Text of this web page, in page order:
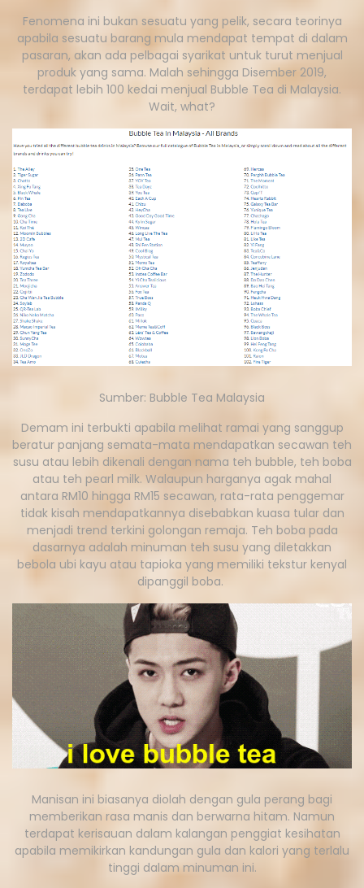
Fenomena ini bukan sesuatu yang pelik, secara teorinya
apabila sesuatu barang mula mendapat tempat di dalam
pasaran, akan ada pelbagai syarikat untuk turut menjual
produk yang sama. Malah sehingga Disember 2019,
terdapat lebih 100 kedai menjual Bubble Tea di Malaysia.
Wait, what?
Sumber: Bubble Tea Malaysia
Demam ini terbukti apabila melihat ramai yang sanggup
beratur panjang semata-mata mendapatkan secawan teh
susu atau lebih dikenali dengan nama teh bubble, teh boba
atau teh pearl milk. Walaupun harganya agak mahal
antara RM10 hingga RM15 secawan, rata-rata penggemar
tidak kisah mendapatkannya disebabkan kuasa tular dan
menjadi trend terkini golongan remaja. Teh boba pada
dasarnya adalah minuman teh susu yang diletakkan
bebola ubi kayu atau tapioka yang memiliki tekstur kenyal
dipanggil boba.
Manisan ini biasanya diolah dengan gula perang bagi
memberikan rasa manis dan berwarna hitam. Namun
terdapat kerisauan dalam kalangan penggiat kesihatan
apabila memikirkan kandungan gula dan kalori yang terlalu
tinggi dalam minuman ini.